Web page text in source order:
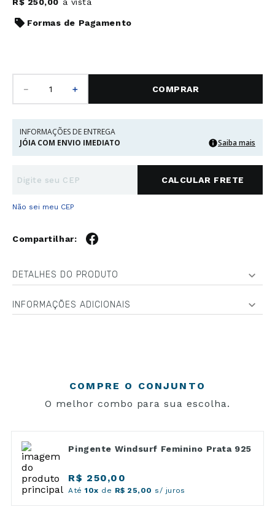
Formas de Pagamento
＋
－ COMPRAR
INFORMAÇÕES DE ENTREGA
JÓIA COM ENVIO IMEDIATO
Saiba mais
Não sei meu CEP
DETALHES DO PRODUTO
INFORMAÇÕES ADICIONAIS
COMPRE O CONJUNTO
O melhor combo para sua escolha.
Pingente Windsurf Feminino Prata 925
R$ 250,00
Até10x de R$ 25,00 s/ juros